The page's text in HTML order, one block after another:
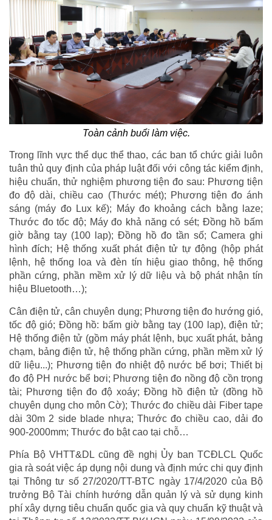
Toàn cảnh buổi làm việc.
Trong lĩnh vực thể dục thể thao, các ban tổ chức giải luôn
tuân thủ quy định của pháp luật đối với công tác kiểm định,
hiệu chuẩn, thử nghiệm phương tiện đo sau: Phương tiện
đo độ dài, chiều cao (Thước mét); Phương tiện đo ánh
sáng (máy đo Lux kế); Máy đo khoảng cách bằng laze;
Thước đo tốc độ; Máy đo khả năng có sét; Đồng hồ bấm
giờ bằng tay (100 lap); Đồng hồ đo tần số; Camera ghi
hình đích; Hệ thống xuất phát điện tử tự động (hộp phát
lệnh, hệ thống loa và đèn tín hiệu giao thông, hệ thống
phần cứng, phần mềm xử lý dữ liệu và bộ phát nhận tín
hiệu Bluetooth…);
Cân điện tử, cân chuyên dụng; Phương tiện đo hướng gió,
tốc độ gió; Đồng hồ: bấm giờ bằng tay (100 lap), điện tử;
Hệ thống điện tử (gồm máy phát lệnh, bục xuất phát, bảng
chạm, bảng điện tử, hệ thống phần cứng, phần mềm xử lý
dữ liệu...); Phương tiện đo nhiệt độ nước bể bơi; Thiết bị
đo độ PH nước bể bơi; Phương tiện đo nồng độ cồn trọng
tài; Phương tiện đo độ xoáy; Đồng hồ điện tử (đồng hồ
chuyên dụng cho môn Cờ); Thước đo chiều dài Fiber tape
dài 30m 2 side blade nhựa; Thước đo chiều cao, dải đo
900-2000mm; Thước đo bật cao tại chỗ…
Phía Bộ VHTT&DL cũng đề nghị Ủy ban TCĐLCL Quốc
gia rà soát việc áp dụng nội dung và định mức chi quy định
tại Thông tư số 27/2020/TT-BTC ngày 17/4/2020 của Bộ
trưởng Bộ Tài chính hướng dẫn quản lý và sử dụng kinh
phí xây dựng tiêu chuẩn quốc gia và quy chuẩn kỹ thuật và